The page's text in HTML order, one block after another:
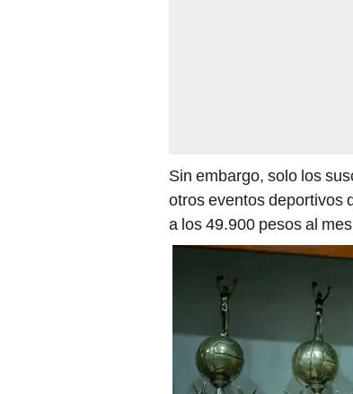
Sin embargo, solo los
otros eventos deportivos
a los 49.900 pesos al